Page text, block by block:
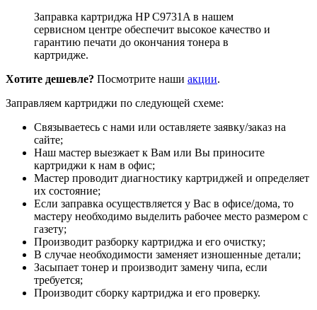
Заправка картриджа HP C9731A в нашем
сервисном центре обеспечит высокое качество и
гарантию печати до окончания тонера в
картридже.
Хотите дешевле? Посмотрите наши акции.
Заправляем картриджи по следующей схеме:
Связываетесь с нами или оставляете заявку/заказ на
сайте;
Наш мастер выезжает к Вам или Вы приносите
картриджи к нам в офис;
Мастер проводит диагностику картриджей и определяет
их состояние;
Если заправка осуществляется у Вас в офисе/дома, то
мастеру необходимо выделить рабочее место размером с
газету;
Производит разборку картриджа и его очистку;
В случае необходимости заменяет изношенные детали;
Засыпает тонер и производит замену чипа, если
требуется;
Производит сборку картриджа и его проверку.